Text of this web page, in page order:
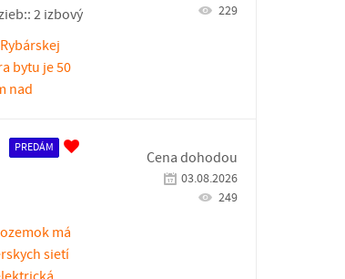
2 izbový
bytu je 50
nad
229
PREDÁM
má
sietí
Cena dohodou
03.08.2026
249